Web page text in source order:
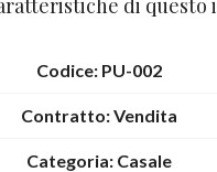
di questo
Codice: PU-002
Contratto: Vendita
Categoria: Casale